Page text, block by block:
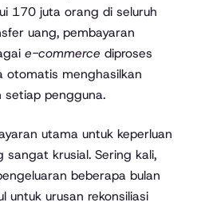
170 juta orang di seluruh
uang, pembayaran
e-commerce diproses
otomatis menghasilkan
pengguna.
utama untuk keperluan
krusial. Sering kali,
beberapa bulan
untuk urusan rekonsiliasi